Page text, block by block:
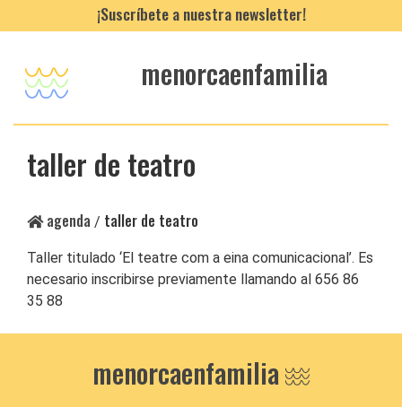
¡Suscríbete a nuestra newsletter!
menorcaenfamilia
taller de teatro
agenda / taller de teatro
Taller titulado ‘El teatre com a eina comunicacional’. Es
necesario inscribirse previamente llamando al 656 86
35 88
menorcaenfamilia